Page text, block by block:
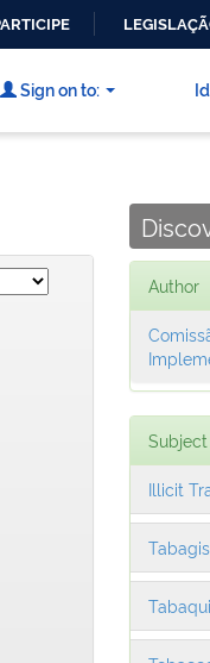
Sign on to:
Author
Subject
Illicit